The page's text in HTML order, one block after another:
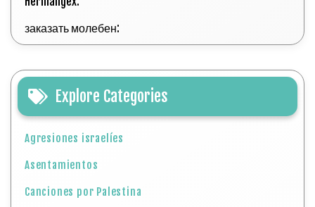
заказать молебен:
Explore Categories
Agresiones israelíes
Asentamientos
Canciones por Palestina